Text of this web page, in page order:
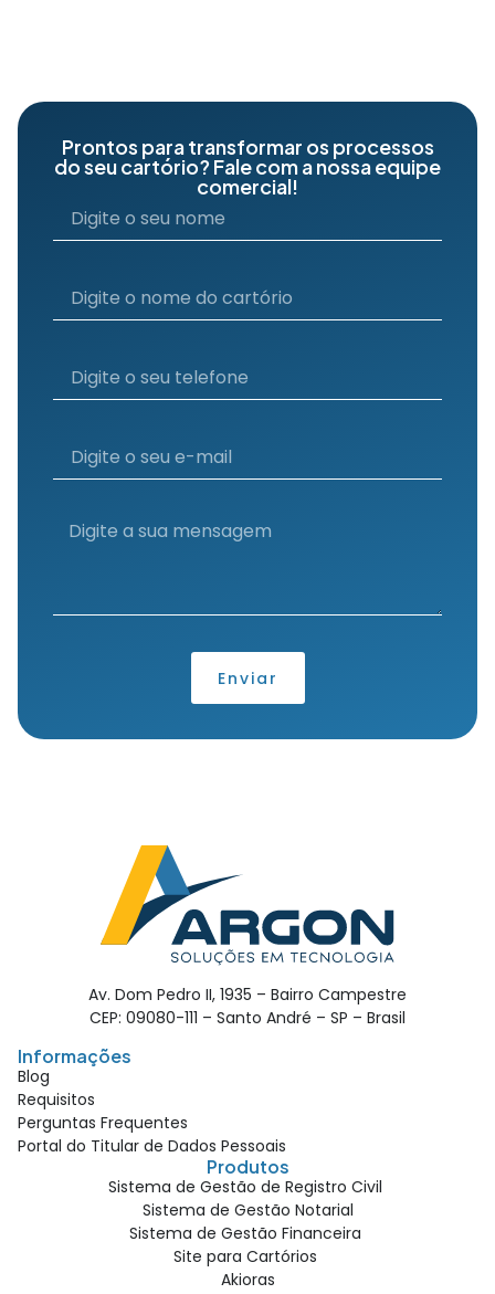
Prontos para transformar os processos
do seu cartório? Fale com a nossa equipe
comercial!
Enviar
Av. Dom Pedro II, 1935 – Bairro Campestre
CEP: 09080-111 – Santo André – SP – Brasil
Informações
Blog
Requisitos
Perguntas Frequentes
Portal do Titular de Dados Pessoais
Produtos
Sistema de Gestão de Registro Civil
Sistema de Gestão Notarial
Sistema de Gestão Financeira
Site para Cartórios
Akioras